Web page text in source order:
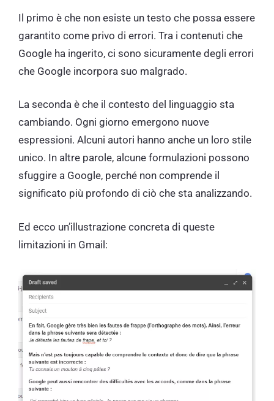
Il primo è che non esiste un testo che possa essere
garantito come privo di errori. Tra i contenuti che
Google ha ingerito, ci sono sicuramente degli errori
che Google incorpora suo malgrado.
La seconda è che il contesto del linguaggio sta
cambiando. Ogni giorno emergono nuove
espressioni. Alcuni autori hanno anche un loro stile
unico. In altre parole, alcune formulazioni possono
sfuggire a Google, perché non comprende il
significato più profondo di ciò che sta analizzando.
Ed ecco un’illustrazione concreta di queste
limitazioni in Gmail: